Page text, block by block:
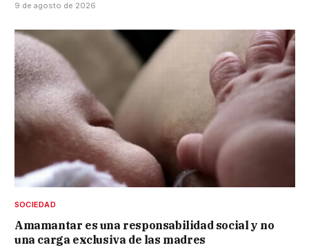
9 de agosto de 2026
SOCIEDAD
Amamantar es una responsabilidad social y no
una carga exclusiva de las madres